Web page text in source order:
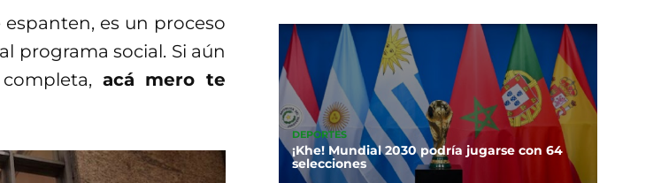
es un proceso
programa social. Si aún
acá mero te
DEPORTES
¡Khe! Mundial 2030 podría jugarse con 64
selecciones